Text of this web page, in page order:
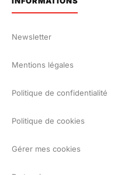
Newsletter
Mentions légales
Politique de confidentialité
Politique de cookies
Gérer mes cookies